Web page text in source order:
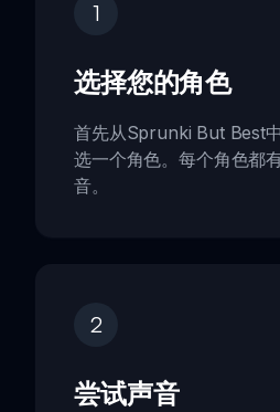
1
选择您的角色
首先从Sprunki But Best
选一个角色。每个角色都
音。
2
尝试声音